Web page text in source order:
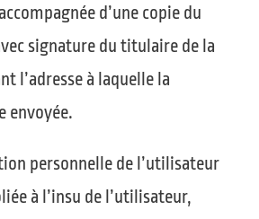
d’une copie du
signature du titulaire de la
l’adresse à laquelle la
envoyée.
personnelle de l’utilisateur
à l’insu de l’utilisateur,